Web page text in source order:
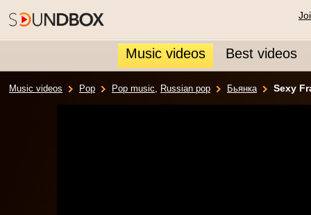
Music videos Best videos
Music videos Pop Pop music, Russian pop Бьянка Sexy